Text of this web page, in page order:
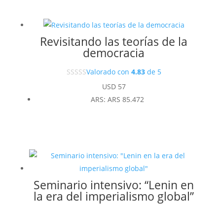
Revisitando las teorías de la
democracia
Valorado con 4.83de 5
USD57
ARS: ARS 85.472
Seminario intensivo: “Lenin en
la era del imperialismo global”